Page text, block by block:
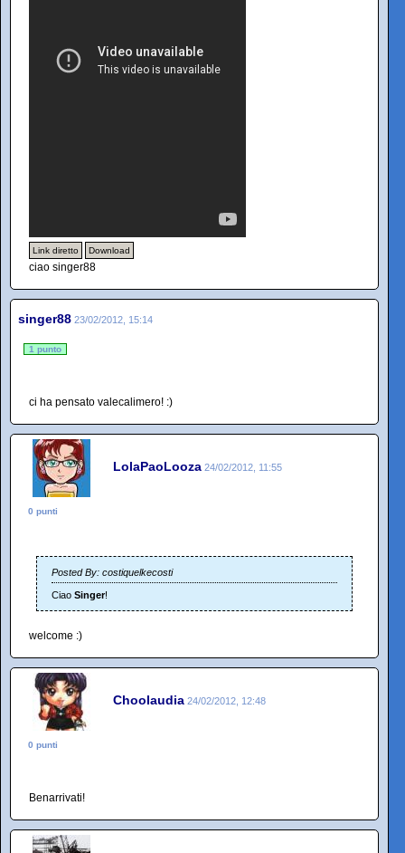
Link diretto Download
ciao singer88
singer88 23/02/2012, 15:14
1 punto
ci ha pensato valecalimero! :)
LolaPaoLooza 24/02/2012, 11:55
0 punti
Posted By: costiquelkecosti
Ciao Singer!
welcome :)
Choolaudia 24/02/2012, 12:48
0 punti
Benarrivati!